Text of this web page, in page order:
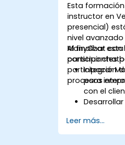
Esta
instructor en
presencial)
nivel
ManyChat con
construir
participación
procesos
Al finalizar
participantes
Integrar
para
con el
Lenguaje
ChatGPT.
Leer más...